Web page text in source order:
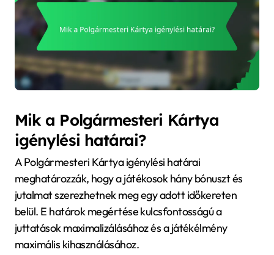
Mik a Polgármesteri Kártya
igénylési határai?
A Polgármesteri Kártya igénylési határai
meghatározzák, hogy a játékosok hány bónuszt és
jutalmat szerezhetnek meg egy adott időkereten
belül. E határok megértése kulcsfontosságú a
juttatások maximalizálásához és a játékélmény
maximális kihasználásához.